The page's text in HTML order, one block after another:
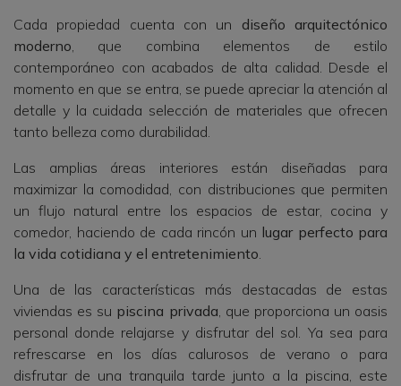
Cada propiedad cuenta con un diseño arquitectónico
moderno , que combina elementos de estilo
contemporáneo con acabados de alta calidad. Desde el
momento en que se entra, se puede apreciar la atención al
detalle y la cuidada selección de materiales que ofrecen
tanto belleza como durabilidad.
Las amplias áreas interiores están diseñadas para
maximizar la comodidad, con distribuciones que permiten
un flujo natural entre los espacios de estar, cocina y
comedor, haciendo de cada rincón un lugar perfecto para
la vida cotidiana y el entretenimiento
Una de las características más destacadas de estas
viviendas es su piscina privada , que proporciona un oasis
personal donde relajarse y disfrutar del sol. Ya sea para
refrescarse en los días calurosos de verano o para
disfrutar de una tranquila tarde junto a la piscina, este